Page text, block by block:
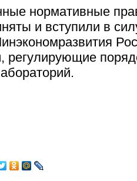
нормативные
и вступили в
регулирующие